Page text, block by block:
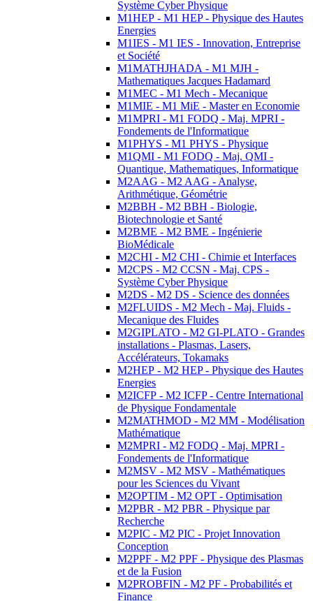
Système Cyber Physique
M1HEP - M1 HEP - Physique des Hautes
Energies
M1IES - M1 IES - Innovation, Entreprise
et Société
M1MATHJHADA - M1 MJH -
Mathematiques Jacques Hadamard
M1MEC - M1 Mech - Mecanique
M1MIE - M1 MiE - Master en Economie
M1MPRI - M1 FODQ - Maj. MPRI -
Fondements de l'Informatique
M1PHYS - M1 PHYS - Physique
M1QMI - M1 FODQ - Maj. QMI -
Quantique, Mathematiques, Informatique
M2AAG - M2 AAG - Analyse,
Arithmétique, Géométrie
M2BBH - M2 BBH - Biologie,
Biotechnologie et Santé
M2BME - M2 BME - Ingénierie
BioMédicale
M2CHI - M2 CHI - Chimie et Interfaces
M2CPS - M2 CCSN - Maj. CPS -
Système Cyber Physique
M2DS - M2 DS - Science des données
M2FLUIDS - M2 Mech - Maj. Fluids -
Mecanique des Fluides
M2GIPLATO - M2 GI-PLATO - Grandes
installations - Plasmas, Lasers,
Accélérateurs, Tokamaks
M2HEP - M2 HEP - Physique des Hautes
Energies
M2ICFP - M2 ICFP - Centre International
de Physique Fondamentale
M2MATHMOD - M2 MM - Modélisation
Mathématique
M2MPRI - M2 FODQ - Maj. MPRI -
Fondements de l'Informatique
M2MSV - M2 MSV - Mathématiques
pour les Sciences du Vivant
M2OPTIM - M2 OPT - Optimisation
M2PBR - M2 PBR - Physique par
Recherche
M2PIC - M2 PIC - Projet Innovation
Conception
M2PPF - M2 PPF - Physique des Plasmas
et de la Fusion
M2PROBFIN - M2 PF - Probabilités et
Finance